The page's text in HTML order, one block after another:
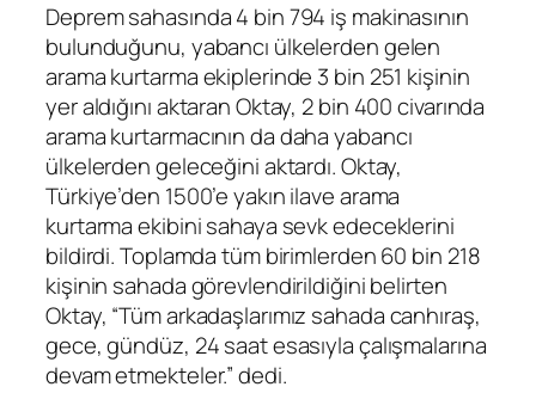
Deprem sahasında 4 bin 794 iş makinasının
bulunduğunu, yabancı ülkelerden gelen
arama kurtarma ekiplerinde 3 bin 251 kişinin
yer aldığını aktaran Oktay, 2 bin 400 civarında
arama kurtarmacının da daha yabancı
ülkelerden geleceğini aktardı. Oktay,
Türkiye’den 1500’e yakın ilave arama
kurtarma ekibini sahaya sevk edeceklerini
bildirdi. Toplamda tüm birimlerden 60 bin 218
kişinin sahada görevlendirildiğini belirten
Oktay, “Tüm arkadaşlarımız sahada canhıraş,
gece, gündüz, 24 saat esasıyla çalışmalarına
devam etmekteler.” dedi.